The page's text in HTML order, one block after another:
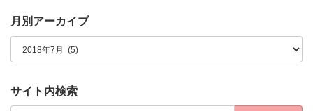
月別アーカイブ
月
イ
ブ
サイト内検索